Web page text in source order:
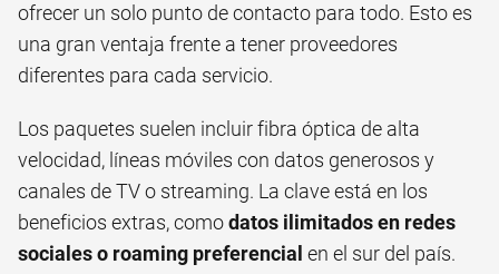
ofrecer un solo punto de contacto para todo. Esto es
una gran ventaja frente a tener proveedores
diferentes para cada servicio.
Los paquetes suelen incluir fibra óptica de alta
velocidad, líneas móviles con datos generosos y
canales de TV o streaming. La clave está en los
beneficios extras, comodatos ilimitados en redes
sociales o roaming preferencial en el sur del país.